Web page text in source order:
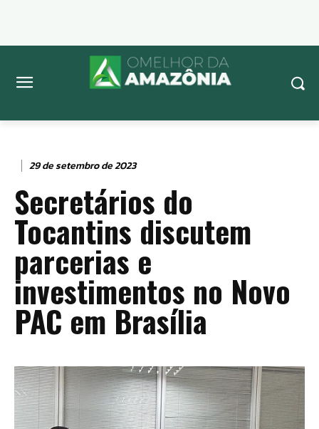
29 de setembro de 2023
Secretários do
Tocantins discutem
parcerias e
investimentos no Novo
PAC em Brasília